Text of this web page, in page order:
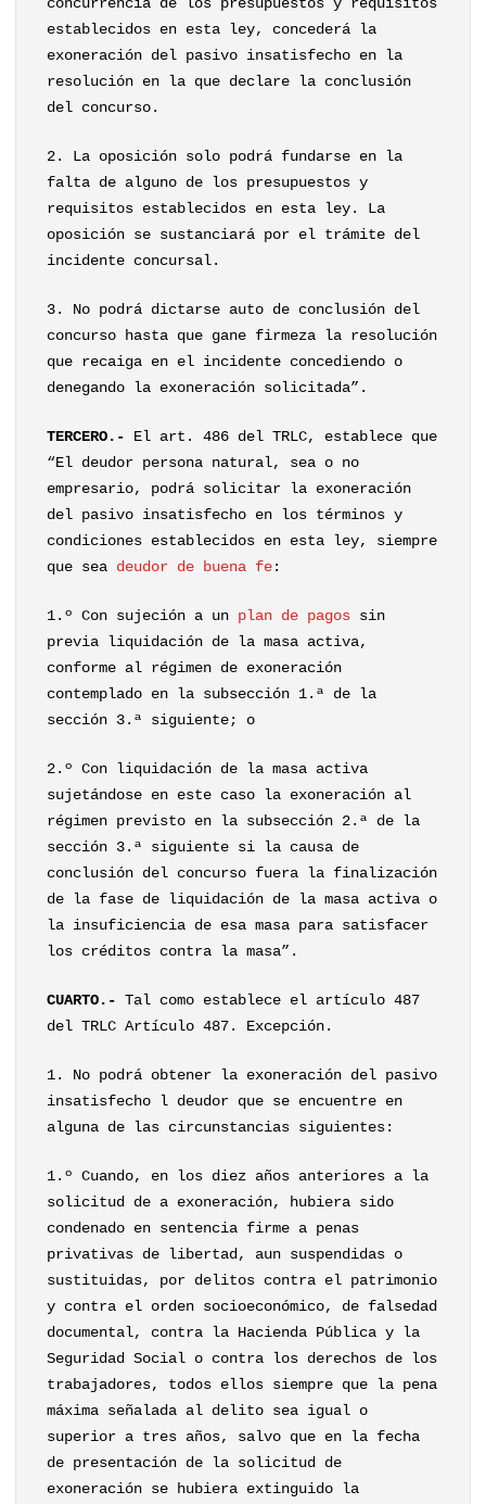
establecidos en esta ley, concederá la
exoneración del pasivo insatisfecho en la
resolución en la que declare la conclusión
del concurso.
2. La oposición solo podrá fundarse en la
falta de alguno de los presupuestos y
requisitos establecidos en esta ley. La
oposición se sustanciará por el trámite del
incidente concursal.
3. No podrá dictarse auto de conclusión del
concurso hasta que gane firmeza la resolución
que recaiga en el incidente concediendo o
denegando la exoneración solicitada”.
TERCERO.- El art. 486 del TRLC, establece que
“El deudor persona natural, sea o no
empresario, podrá solicitar la exoneración
del pasivo insatisfecho en los términos y
condiciones establecidos en esta ley, siempre
que sea deudor de buena fe:
1.º Con sujeción a un plan de pagos sin
previa liquidación de la masa activa,
conforme al régimen de exoneración
contemplado en la subsección 1.ª de la
sección 3.ª siguiente; o
2.º Con liquidación de la masa activa
sujetándose en este caso la exoneración al
régimen previsto en la subsección 2.ª de la
sección 3.ª siguiente si la causa de
conclusión del concurso fuera la finalización
de la fase de liquidación de la masa activa o
la insuficiencia de esa masa para satisfacer
los créditos contra la masa”.
CUARTO.- Tal como establece el artículo 487
del TRLC Artículo 487. Excepción.
1. No podrá obtener la exoneración del pasivo
insatisfecho l deudor que se encuentre en
alguna de las circunstancias siguientes:
1.º Cuando, en los diez años anteriores a la
solicitud de a exoneración, hubiera sido
condenado en sentencia firme a penas
privativas de libertad, aun suspendidas o
sustituidas, por delitos contra el patrimonio
y contra el orden socioeconómico, de falsedad
documental, contra la Hacienda Pública y la
Seguridad Social o contra los derechos de los
trabajadores, todos ellos siempre que la pena
máxima señalada al delito sea igual o
superior a tres años, salvo que en la fecha
de presentación de la solicitud de
exoneración se hubiera extinguido la